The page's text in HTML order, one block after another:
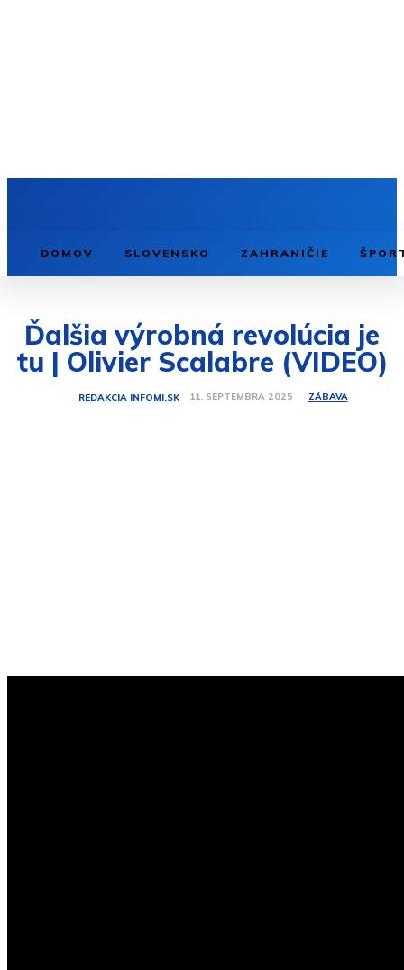
DOMOV SLOVENSKO ZAHRANIČIE
Ďalšia výrobná revolúcia je
tu | Olivier Scalabre (VIDEO)
REDAKCIA INFOMI.SK 11. SEPTEMBRA 2025 ZÁBAVA